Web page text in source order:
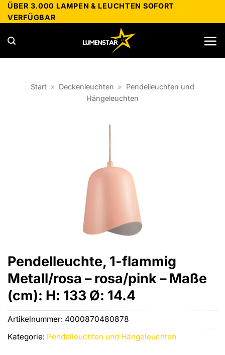
Zum
Inhalt
springen
ÜBER 3.000 LAMPEN & LEUCHTEN SOFORT
VERFÜGBAR
Start » Deckenleuchten » Pendelleuchten und
Hängeleuchten
Pendelleuchte, 1-flammig
Metall/rosa – rosa/pink – Maße
(cm): H: 133 Ø: 14.4
Artikelnummer: 4000870480878
Kategorie: Pendelleuchten und Hängeleuchten